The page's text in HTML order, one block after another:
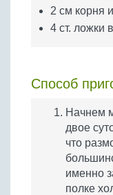
2 см корня
4 ст. ложки
Способ
Начнем
двое
что
именно
полке